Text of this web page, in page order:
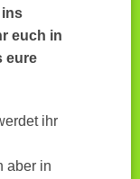
ins
euch in
eure
ihr
aber in